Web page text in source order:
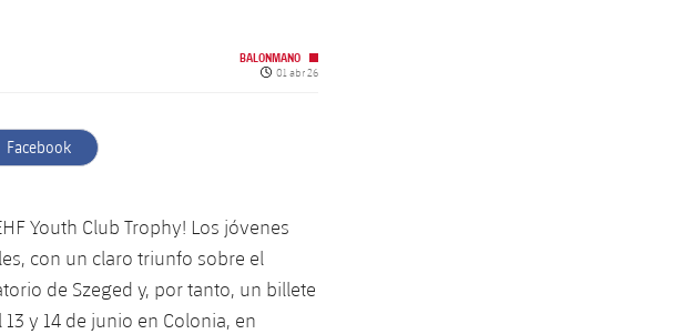
BALONMANO
Fecha de publicación
01 abr 26
label.aria.facebook
Facebook
Youth Club Trophy! Los jóvenes
con un claro triunfo sobre el
de Szeged y, por tanto, un billete
y 14 de junio en Colonia, en